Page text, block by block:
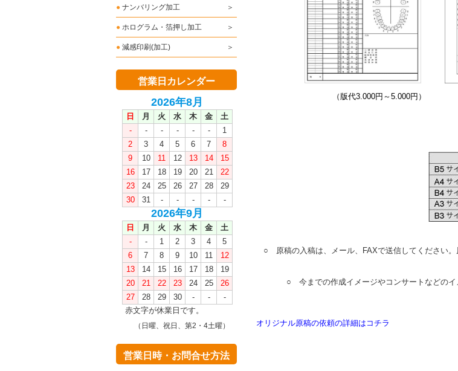
● ナンバリング加工
● ホログラム・箔押し加工
● 減感印刷(加工)
営業日カレンダー
2026年8月
日 月 火 水 木 金
土
-
- - - - -
1
2
3 4 5 6 7
8
9
10 11 12 13 14
15
16
17 18 19 20 21
22
23
24 25 26 27 28
29
30
31 - - - - -
2026年9月
日 月 火 水 木 金
土
-
- 1 2 3 4
5
6
7 8 9 10 11
12
13
14 15 16 17 18
19
20
21 22 23 24 25
26
27
28 29 30 - -
-
赤文字が休業日です。
（日曜、祝日、第2・4土曜）
営業日時・お問合せ方法
（版代3.000円～5.000
○ 原稿の入稿は、メール、FAXで送信してください。
○ 今までの作成イメージやコンサートなどのイ
オリジナル原稿の依頼の詳細はコチラ